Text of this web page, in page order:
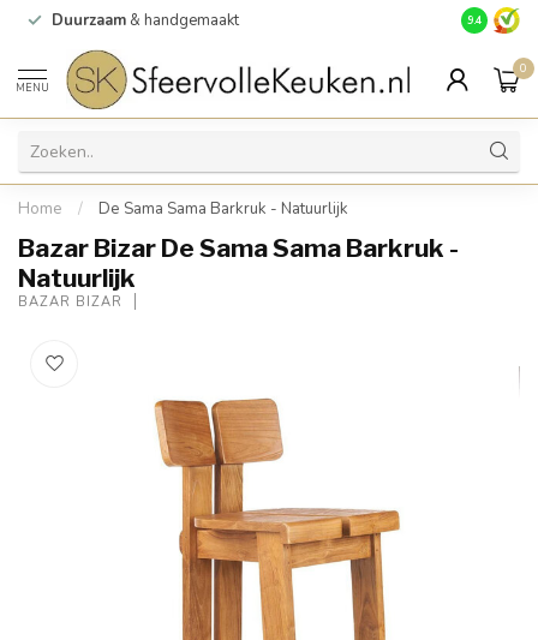
Duurzaam & handgemaakt Gratis
9.4
MENU
0
Home / De Sama Sama Barkruk - Natuurlijk
Bazar Bizar De Sama Sama Barkruk -
Natuurlijk
BAZAR BIZAR